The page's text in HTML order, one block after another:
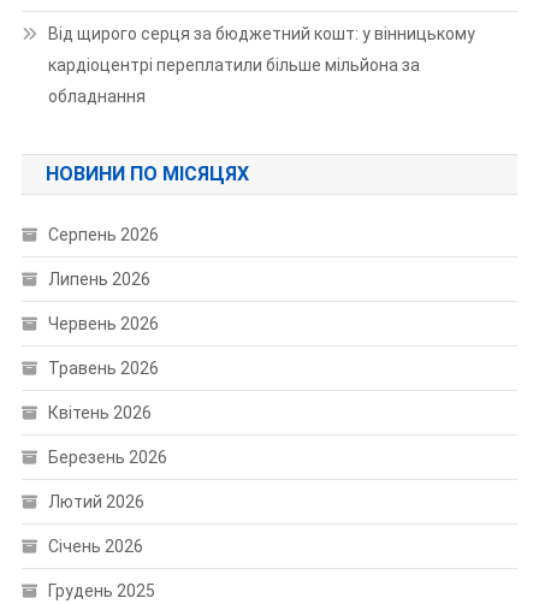
Від щирого серця за бюджетний кошт: у вінницькому
кардіоцентрі переплатили більше мільйона за
обладнання
НОВИНИ ПО МІСЯЦЯХ
Серпень 2026
Липень 2026
Червень 2026
Травень 2026
Квітень 2026
Березень 2026
Лютий 2026
Січень 2026
Грудень 2025